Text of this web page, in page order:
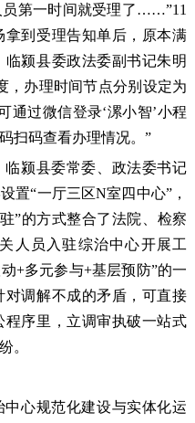
第一时间就受理了……”11
拿到受理告知单后，原本满
颍县委政法委副书记朱明
，办理时间节点分别设定为
通过微信登录‘漯小智’小程
扫码查看办理情况。”
颍县委常委、政法委书记
置“一厅三区N室四中心”，
”的方式整合了法院、检察
人员入驻综治中心开展工
+多元参与+基层预防”的一
调解不成的矛盾，可直接
序里，立调审执破一站式
。
心规范化建设与实体化运